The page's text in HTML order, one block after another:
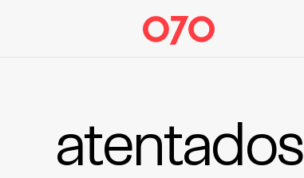
atentados